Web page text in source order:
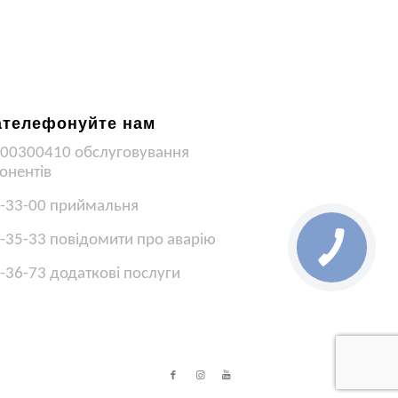
нам
обслуговування
33-00 приймальня
35-33 повідомити про аварію
36-73 додаткові послуги